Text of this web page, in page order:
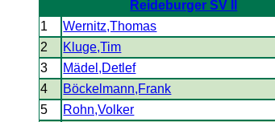
Reideburger SV II
1 Wernitz,Thomas
2
Kluge,Tim
3
Mädel,Detlef
4
Böckelmann,Frank
5
Rohn,Volker